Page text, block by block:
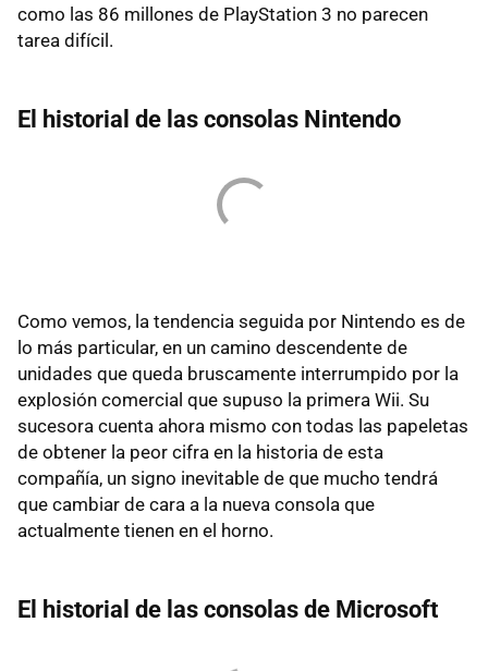
como las 86 millones de PlayStation 3 no parecen
tarea difícil.
El historial de las consolas Nintendo
Como vemos, la tendencia seguida por Nintendo es de
lo más particular, en un camino descendente de
unidades que queda bruscamente interrumpido por la
explosión comercial que supuso la primera Wii. Su
sucesora cuenta ahora mismo con todas las papeletas
de obtener la peor cifra en la historia de esta
compañía, un signo inevitable de que mucho tendrá
que cambiar de cara a la nueva consola que
actualmente tienen en el horno.
El historial de las consolas de Microsoft